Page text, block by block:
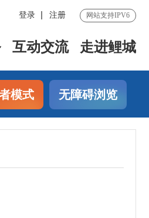
登录 注册 网站支持IPV6
互动交流 走进鲤城
模式 无障碍浏览